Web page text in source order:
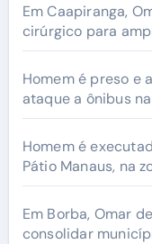
Em Caapiranga,
cirúrgico para
Homem é preso e
ataque a ônibus
Homem é
Pátio Manaus, na
Em Borba, Omar
consolidar